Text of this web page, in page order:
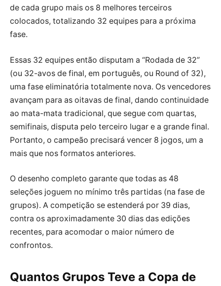
de cada grupo mais os 8 melhores terceiros
colocados, totalizando 32 equipes para a próxima
fase.
Essas 32 equipes então disputam a “Rodada de 32”
(ou 32-avos de final, em português, ou Round of 32),
uma fase eliminatória totalmente nova. Os vencedores
avançam para as oitavas de final, dando continuidade
ao mata-mata tradicional, que segue com quartas,
semifinais, disputa pelo terceiro lugar e a grande final.
Portanto, o campeão precisará vencer 8 jogos, um a
mais que nos formatos anteriores.
O desenho completo garante que todas as 48
seleções joguem no mínimo três partidas (na fase de
grupos). A competição se estenderá por 39 dias,
contra os aproximadamente 30 dias das edições
recentes, para acomodar o maior número de
confrontos.
Quantos Grupos Teve a Copa de